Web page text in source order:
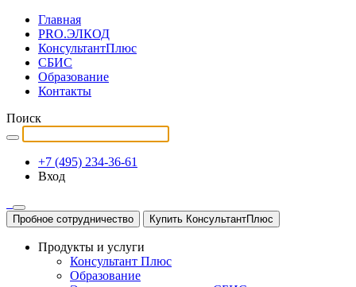
Главная
PRO.ЭЛКОД
КонсультантПлюс
СБИС
Образование
Контакты
Поиск
+7 (495) 234-36-61
Вход
Пробное сотрудничество Купить КонсультантПлюс
Продукты и услуги
Консультант Плюс
Образование